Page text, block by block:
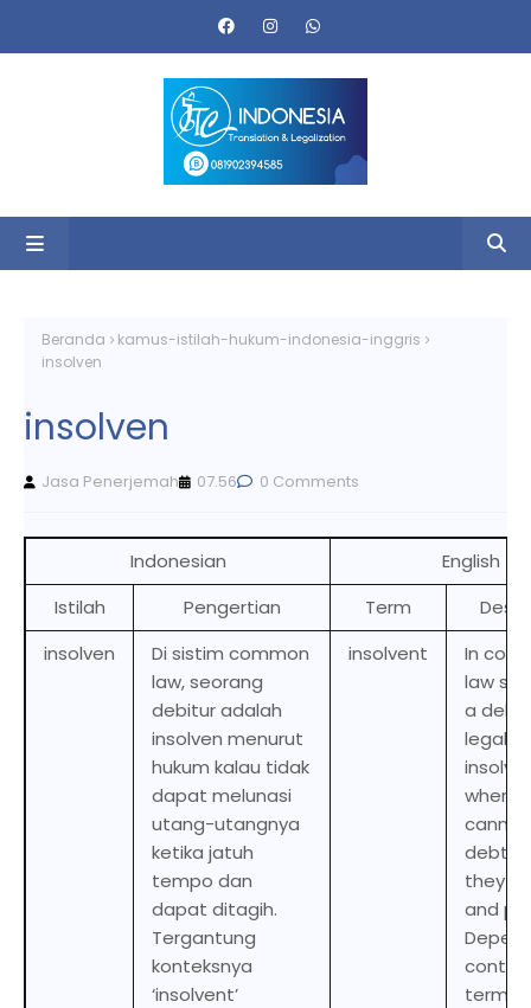
Beranda
kamus-istilah-hukum-indonesia-inggris
insolven
insolven
Jasa Penerjemah 07.56 0 Comments
Indonesian
English
Istilah
Pengertian Term
insolven
Di sistim common
law, seorang
debitur adalah
insolven menurut
hukum kalau tidak
dapat melunasi
utang-utangnya
ketika jatuh
tempo dan
dapat ditagih.
Tergantung
konteksnya
‘insolvent’
insolvent
In
law
a
legally
when it
debts
they
and
term